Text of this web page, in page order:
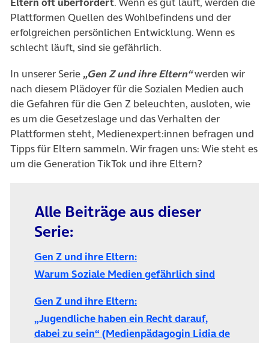
Plattformen Quellen des Wohlbefindens und der
erfolgreichen persönlichen Entwicklung. Wenn es
schlecht läuft, sind sie gefährlich.
In unserer Serie „Gen Z und ihre Eltern“werden wir
nach diesem Plädoyer für die Sozialen Medien auch
die Gefahren für die Gen Z beleuchten, ausloten, wie
es um die Gesetzeslage und das Verhalten der
Plattformen steht, Medienexpert:innen befragen und
Tipps für Eltern sammeln. Wir fragen uns: Wie steht es
um die Generation TikTok und ihre Eltern?
Alle Beiträge aus dieser
Serie:
Gen Z und ihre Eltern:
Warum Soziale Medien gefährlich sind
Gen Z und ihre Eltern:
„Jugendliche haben ein Recht darauf,
dabei zu sein“ (Medienpädagogin Lidia de